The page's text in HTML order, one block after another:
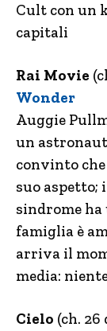
Cult con un
capitali
Rai Movie
Wonder
Auggie
un
convinto
suo aspetto;
sindrome ha
famiglia è
arriva il
media:
Cielo (ch. 26